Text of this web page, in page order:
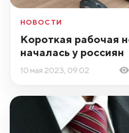
НОВОСТИ
Короткая рабочая
началась у россиян
10 мая 2023, 09:02